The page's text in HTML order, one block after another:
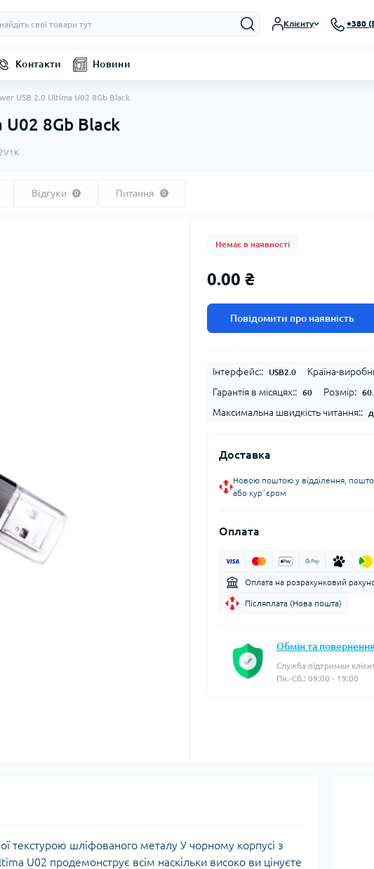
Клієнту +380
Контакти Новини
USB 2.0 Ultima U02 8Gb Black
8Gb Black
Відгуки 0 Питання 0
Немає в наявності
0.00 ₴
Повідомити про наявність
Інтерфейс:: USB2.0 Країна-
Гарантія в місяцях:: 60 Розмір:
Максимальна швидкість читання::
Доставка
Новою поштою у відділення,
або курʼєром
Оплата
Оплата на розрахунковий
Післяплата (Нова пошта)
Обмін та повернення
Служба підтримки
Пн.-Сб.: 09:00 - 19:00
текстурою шліфованого металу У чорному корпусі з
U02 продемонструє всім наскільки високо ви цінуєте